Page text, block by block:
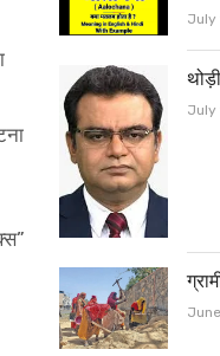
July
July